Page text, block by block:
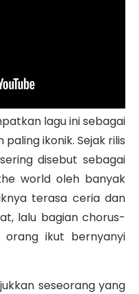
lagu ini sebagai
ikonik. Sejak rilis
disebut sebagai
world oleh banyak
terasa ceria dan
lalu bagian chorus-
ikut bernyanyi
seseorang yang